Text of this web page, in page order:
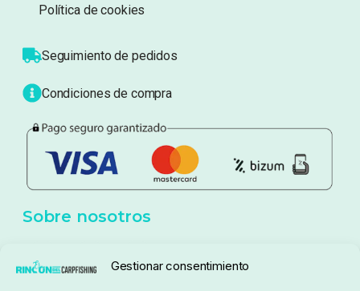
Gestionar consentimiento
Política de cookies
Seguimiento de pedidos
Condiciones de compra
Sobre nosotros